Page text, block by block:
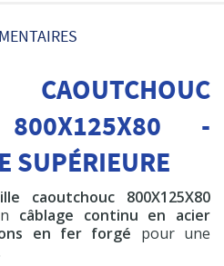
800X125X80 -
SUPÉRIEURE
caoutchouc 800X125X80
câblage continu en acier
en fer forgé pour une